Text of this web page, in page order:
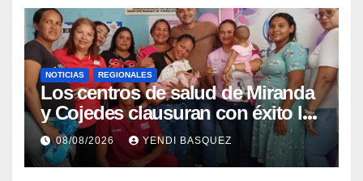
NOTICIAS REGIONALES
Los centros de salud de Miranda
y Cojedes clausuran con éxito la
Semana Mundial de la Lactancia
Materna
08/08/2026 YENDI BASQUEZ